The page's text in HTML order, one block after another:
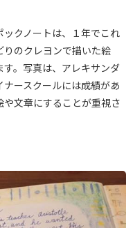
クノートは、１年でこれ
のクレヨンで描いた絵
。写真は、アレキサンダ
ースクールには成績があ
文章にすることが重視さ